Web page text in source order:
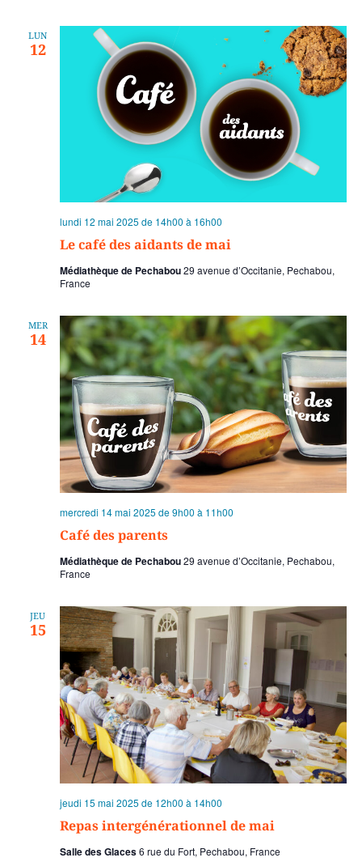
LUN
12
Le café des aidants de mai
lundi 12 mai 2025 de 14h00 à 16h00
Médiathèque de Pechabou29 avenue d’Occitanie, Pechabou,
France
MER
14
Café des parents
mercredi 14 mai 2025 de 9h00 à 11h00
Médiathèque de Pechabou29 avenue d’Occitanie, Pechabou,
France
JEU
15
Repas intergénérationnel de mai
jeudi 15 mai 2025 de 12h00 à 14h00
Salle des Glaces6 rue du Fort, Pechabou, France